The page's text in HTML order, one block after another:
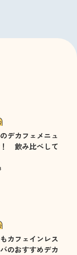
デカフェメニュ
飲み比べして
カフェインレス
のおすすめデカ